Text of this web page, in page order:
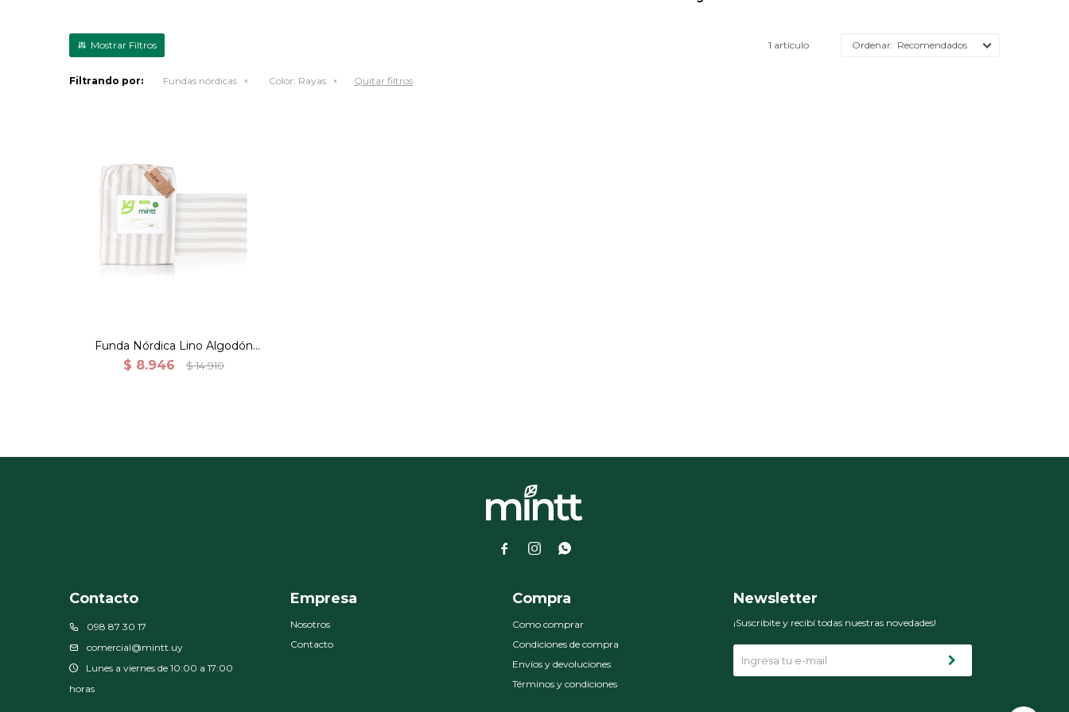
1 artículo Recomendados
Filtrando por: Fundas nórdicas Color: Rayas Quitar filtros
Funda nórdica 165gr lino lavado
y algodón percale 230X260,
Lino a rayas
Funda Nórdica Lino Algodón
Percal 165grs P/acolchado
$ 8.946 $ 14.910
  
Contacto
098 87 30 17
comercial@mintt.uy
Lunes a viernes de 10:00 a 17:00
horas
Empresa
Nosotros
Contacto
Compra
Como comprar
Condiciones de compra
Envíos y devoluciones
Términos y condiciones
Newsletter
¡Suscribite y recibí todas nuestras novedades!